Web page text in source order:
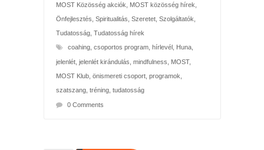
MOST Közösség akciók MOST közösség hírek
Önfejlesztés Spiritualitás Szeretet, Szolgáltatók
Tudatosság, Tudatosság hírek
coahing, csoportos program, hírlevél, Huna,
jelenlét, jelenlét kirándulás mindfulness MOST,
MOST Klub, önismereti csoport, programok
szatszang, tréning, tudatosság
0 Comments